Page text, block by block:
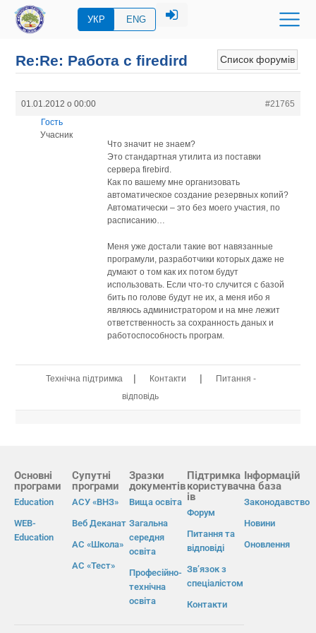
УКР ENG
Список форумів
Re:Re: Работа с firedird
01.01.2012 о 00:00
#21765
Гость
Учасник
Что значит не знаем?
Это стандартная утилита из поставки
сервера firebird.
Как по вашему мне организовать
автоматическое создание резервных копий?
Автоматически – это без моего участия, по
расписанию…
Меня уже достали такие вот навязанные
програмули, разработчики которых даже не
думают о том как их потом будут
использовать. Если что-то случится с базой
бить по голове будут не их, а меня ибо я
являюсь администратором и на мне лежит
ответственность за сохранность даных и
работоспособность програм.
Технічна підтримка | Контакти |
Питання -
відповідь
Основні
програми
Education
WEB-
Education
Супутні
програми
АСУ «ВНЗ»
Веб Деканат
АС «Школа»
АС «Тест»
Зразки
документів
Вища освіта
Загальна
середня
освіта
Професійно-
технічна
освіта
Підтримка
користувач
ів
Форум
Питання та
відповіді
Зв’язок з
спеціалістом
Контакти
Інформацій
на база
Законодавство
Новини
Оновлення